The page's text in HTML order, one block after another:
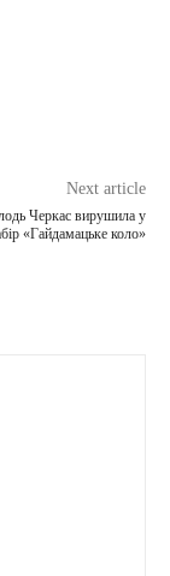
Next article
Черкас вирушила у
«Гайдамацьке коло»